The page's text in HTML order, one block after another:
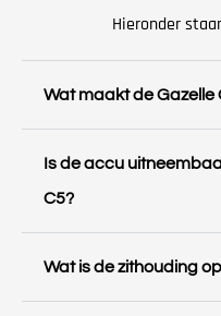
Hieronder
Wat maakt de Gazelle
Is de accu
C5?
Wat is de zithouding